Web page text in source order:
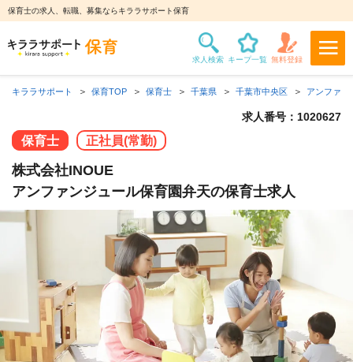
保育士の求人、転職、募集ならキララサポート保育
キララサポート 保育TOP 保育士 千葉県 千葉市中央区 アンファン
求人番号：1020627
保育士 正社員(常勤)
株式会社INOUE
アンファンジュール保育園弁天の保育士求人